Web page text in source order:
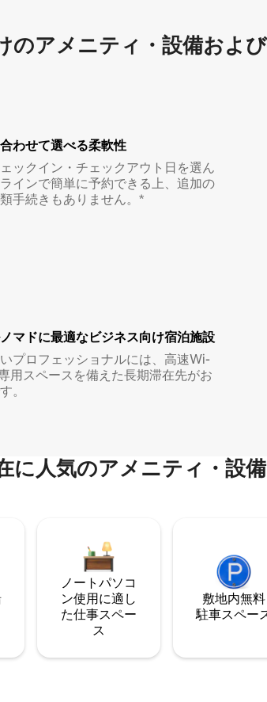
のア⁠メ⁠ニ⁠テ⁠ィ⁠・設⁠備⁠およ
わせて選べる柔軟性
ックイン・チェックアウト日を選ん
インで簡単に予約できる上、追加の
手続きもありません。*
マド⁠に最⁠適⁠なビ⁠ジ⁠ネ⁠ス⁠向⁠け宿⁠泊⁠施⁠設
プロフェッショナルには、高速Wi-
用スペースを備えた長期滞在先がお
。
に人気のアメニティ・設備
ノートパソコ
ン使用に適し
た仕事スペー
ス
敷地内無料
駐⁠車ス⁠ペ⁠ー⁠